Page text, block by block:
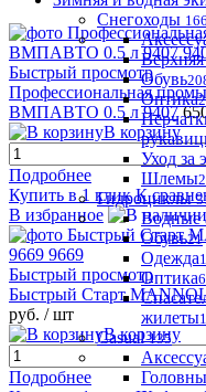
Снегоходы
Обувь
Оптика
Уход за
Шлемы
Гидроциклы
Водные
Обувь21
Одежда
Оптика6
жилеты
Casual 135
Быстрый просмотр
Профессиональная
ВМПАВТО 0.5 л 9407
В корзину
Подробнее
Купить в 1 клик К
В избранное
Быстрый просмотр
Быстрый Старт
руб. / шт
В корзину
Подробнее